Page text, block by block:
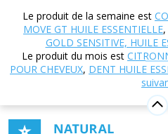
Le produit de la semaine est
MOVE GT HUILE ESSENTIELLE,
GOLD SENSITIVE, HUILE
Le produit du mois est
POUR CHEVEUX, DENT HUILE
Boutique en ligne
Huiles essentielles
Relax huile essentielle
Relax huile
Mélange 100% naturel